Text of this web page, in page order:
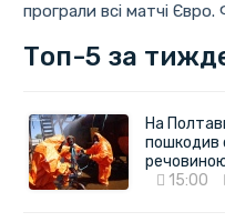
програли всі матчі
Топ-5 за
На
пошкодив
15:00